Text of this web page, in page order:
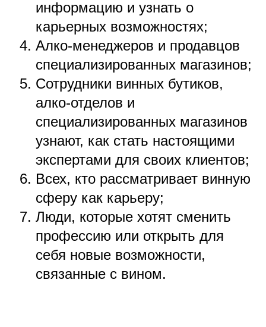
информацию и узнать о
карьерных возможностях;
Алко-менеджеров и продавцов
специализированных магазинов;
Сотрудники винных бутиков,
алко-отделов и
специализированных магазинов
узнают, как стать настоящими
экспертами для своих клиентов;
Всех, кто рассматривает винную
сферу как карьеру;
Люди, которые хотят сменить
профессию или открыть для
себя новые возможности,
связанные с вином.